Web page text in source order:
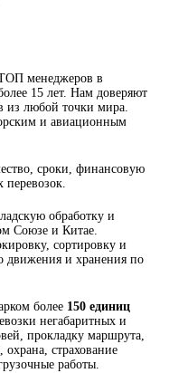
менеджеров в
15 лет. Нам доверяют
из любой точки мира.
и авиационным
сроки, финансовую
перевозок.
обработку и
Союзе и Китае.
сортировку и
движения и хранения по
более 150 единиц
негабаритных и
прокладку маршрута,
страхование
работы.